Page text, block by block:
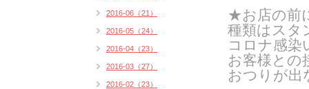
★お店の前
種類はスタ
コロナ感染
お客様との
おつりが出
2016-06（21）
2016-05（24）
2016-04（23）
2016-03（27）
2016-02（23）